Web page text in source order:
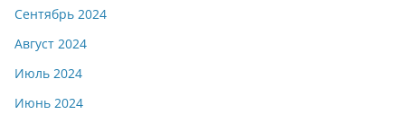
Сентябрь 2024
Август 2024
Июль 2024
Июнь 2024